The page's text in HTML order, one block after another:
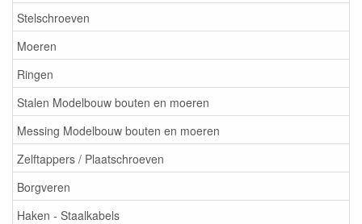
Stelschroeven
Moeren
Ringen
Stalen Modelbouw bouten en moeren
Messing Modelbouw bouten en moeren
Zelftappers / Plaatschroeven
Borgveren
Haken - Staalkabels